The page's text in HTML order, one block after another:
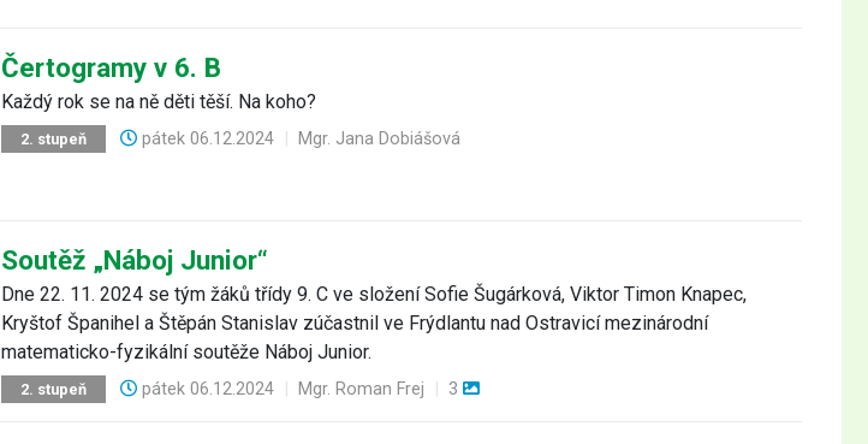
Čertogramy v 6. B
Každý rok se na ně děti těší. Na koho?
2. stupeň pátek 06.12.2024 Mgr. Jana Dobiášová
Soutěž „Náboj Junior“
Dne 22. 11. 2024 se tým žáků třídy 9. C ve složení Sofie Šugárková, Viktor Timon Knapec,
Kryštof Španihel a Štěpán Stanislav zúčastnil ve Frýdlantu nad Ostravicí mezinárodní
matematicko-fyzikální soutěže Náboj Junior.
2. stupeň pátek 06.12.2024 Mgr. Roman Frej 3